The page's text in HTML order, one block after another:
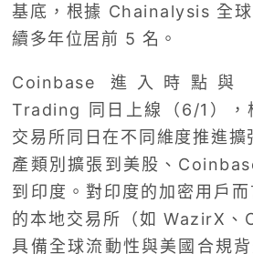
基底，根據 Chainalysis 全
續多年位居前 5 名。
Coinbase 進入時點與
Trading 同日上線（6/1），
交易所同日在不同維度推進
產類別擴張到美股、
到印度。對印度的加密用戶
的本地交易所（如 WazirX、
具備全球流動性與美國合規